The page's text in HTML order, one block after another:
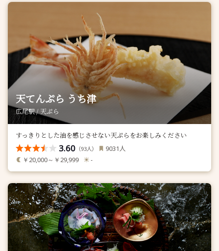
天てんぷら うち津
広尾駅 / 天ぷら
すっきりとした油を感じさせない天ぷらをお楽しみください
3.60 （93人） 9031 人
￥20,000～￥29,999 -